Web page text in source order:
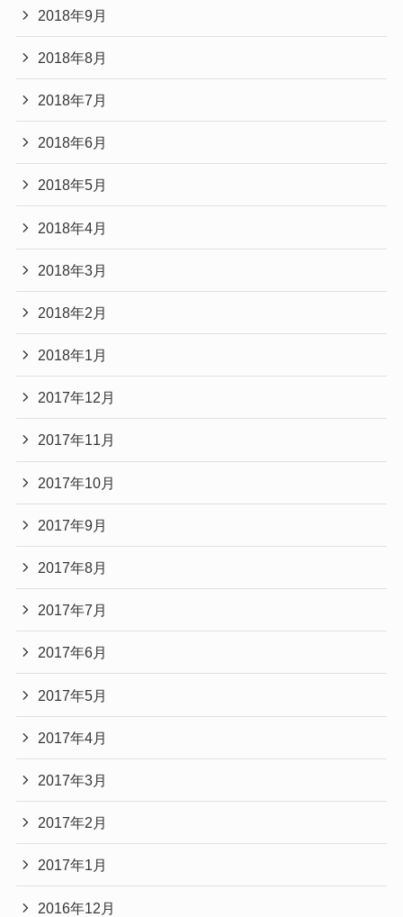
2018年9月
2018年8月
2018年7月
2018年6月
2018年5月
2018年4月
2018年3月
2018年2月
2018年1月
2017年12月
2017年11月
2017年10月
2017年9月
2017年8月
2017年7月
2017年6月
2017年5月
2017年4月
2017年3月
2017年2月
2017年1月
2016年12月